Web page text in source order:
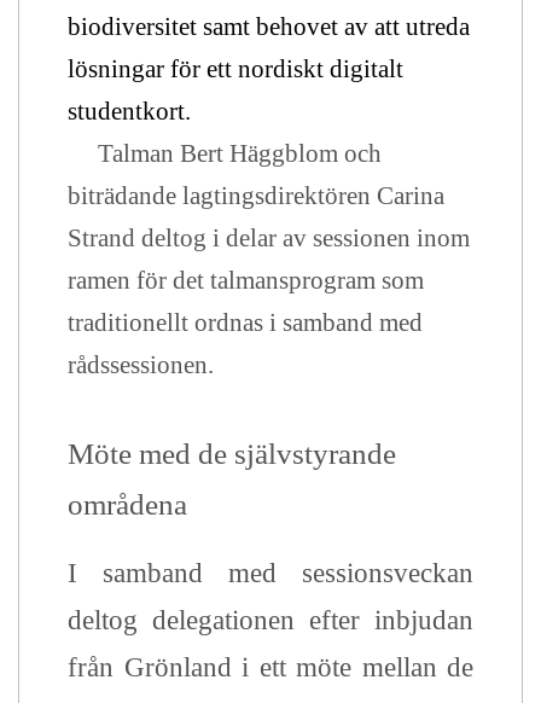
biodiversitet samt behovet av att utreda
lösningar för ett nordiskt digitalt
studentkort.
Talman Bert Häggblom och
biträdande lagtingsdirektören Carina
Strand deltog i delar av sessionen inom
ramen för det talmansprogram som
traditionellt ordnas i samband med
rådssessionen.
Möte med de självstyrande
områdena
I samband med sessionsveckan
deltog delegationen efter inbjudan
från Grönland i ett möte mellan de